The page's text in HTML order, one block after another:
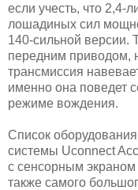
если учесть, что 2,4-
лошадиных сил
140-сильной версии.
передним приводом,
трансмиссия
именно она поведет
режиме вождения.
Список
системы Uconnect
с сенсорным
также самого